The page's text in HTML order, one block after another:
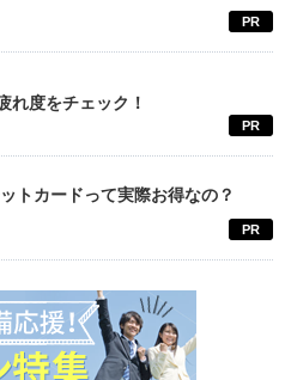
PR
れ度をチェック！
PR
トカードって実際お得なの？
PR